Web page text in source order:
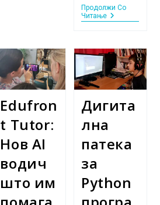
Продолжи Со
ЧитањеЕдуфронт
Екраните
Моника
Златановска
Edufron
t Tutor:
Нов AI
водич
што им
Дигита
лна
патека
за
Python